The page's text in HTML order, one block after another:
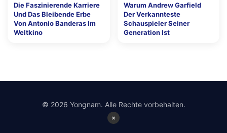
Die Faszinierende Karriere
Und Das Bleibende Erbe
Von Antonio Banderas Im
Weltkino
Warum Andrew Garfield
Der Verkannteste
Schauspieler Seiner
Generation Ist
×
© 2026 Yongnam. Alle Rechte vorbehalten.